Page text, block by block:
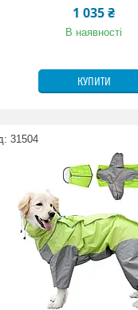
1 035 ₴
В наявності
КУПИТИ
31504